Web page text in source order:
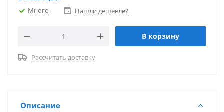
Много
Нашли дешевле?
В корзину
Рассчитать доставку
Описание